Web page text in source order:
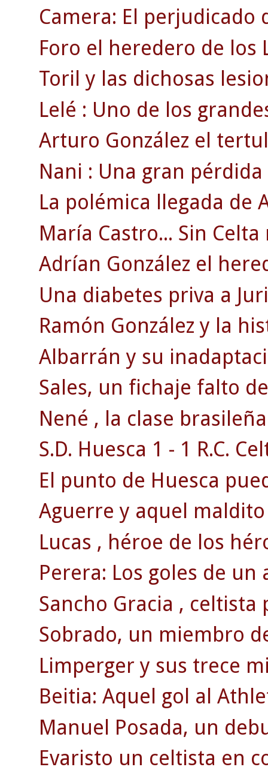
Camera: El perjudicado
Foro el heredero de los
Toril y las dichosas
Lelé : Uno de los
Arturo González el
Nani : Una gran
La polémica llegada de
María Castro... Sin
Adrían González el
Una diabetes priva a
Ramón González y la
Albarrán y su
Sales, un fichaje falto
Nené , la clase
S.D. Huesca 1 - 1 R.C.
El punto de Huesca
Aguerre y aquel
Lucas , héroe de los
Perera: Los goles de un
Sancho Gracia , celtista
Sobrado, un miembro
Limperger y sus trece
Beitia: Aquel gol al
Manuel Posada, un
Evaristo un celtista en